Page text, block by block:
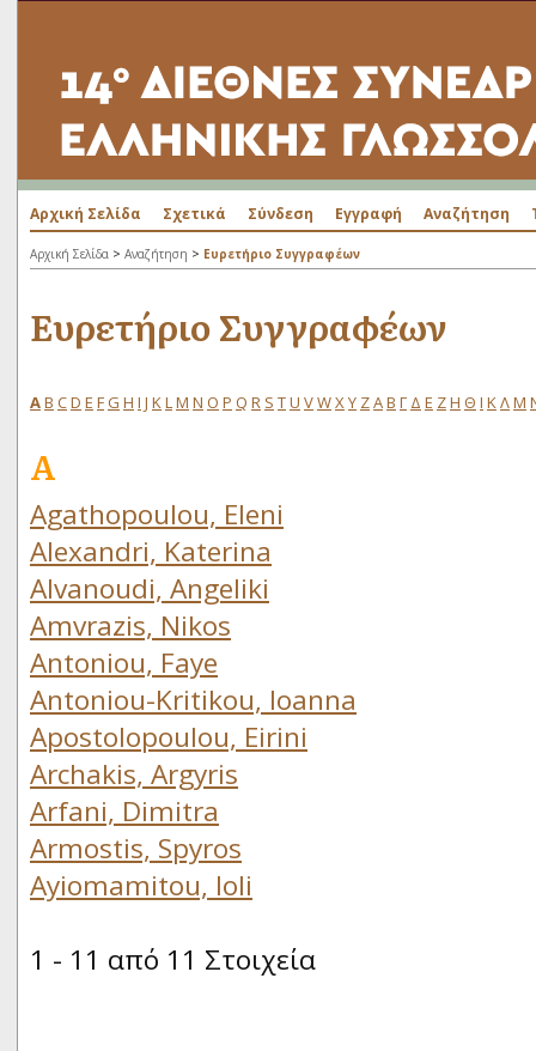
Αρχική Σελίδα Σχετικά Σύνδεση Εγγραφή Αναζήτηση
Αρχική Σελίδα > Αναζήτηση > Ευρετήριο Συγγραφέων
Ευρετήριο Συγγραφέων
AB CD E FG H I J KLM N O P Q R S TU VWXY ZΑΒ Γ Δ Ε ΖΗ Θ Ι ΚΛΜ
A
Agathopoulou, Eleni
Alexandri, Katerina
Alvanoudi, Angeliki
Amvrazis, Nikos
Antoniou, Faye
Antoniou-Kritikou, Ioanna
Apostolopoulou, Eirini
Archakis, Argyris
Arfani, Dimitra
Armostis, Spyros
Ayiomamitou, Ioli
1 - 11 από 11 Στοιχεία